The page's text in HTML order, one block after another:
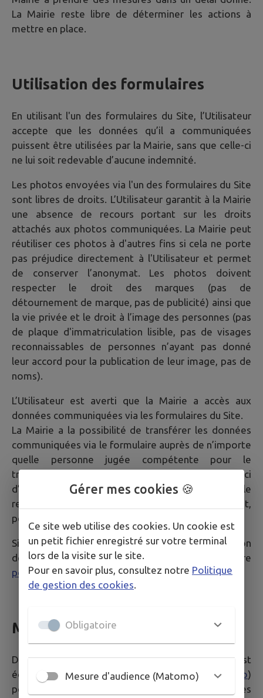
La Mairie reste libre de déterminer les actions à
mettre en place.
Utilisation des formulaires
En utilisant l'un des formulaires du Site, l’Utilisateur
accepte que les données qu’il a communiquées
puissent être utilisées par la Mairie, sans que celle-ci
ne lui soit redevable d’aucune indemnité.
Les photos envoyées via l'un des formulaires du Site
sont libres de droits. L’Utilisateur garantit à la Mairie
une absence de recours portant sur les droits
attachés aux photos communiquées. La Mairie peut
réutiliser ces photos à d'autres fins si cela ne porte
pas préjudice directement à l'Utilisateur et permet
de conserver l’anonymat. Les photos doivent
respecter le droit des marques (pas de
détournement de marque, pas de publicité) ainsi que
la vie privée et le droit à l’image des personnes (pas
de plaque d'immatriculation lisible, pas de visages
reconnaissables de personnes n’ayant pas donné
leur accord pour la publication de leur image, pas de
noms).
L’Utilisateur est averti que la Mairie a accès aux
données communiquées via les formulaires du Site.
La Mairie a la possibilité de transférer les données
communiquées via le formulaire auprès de n’importe
quelle personne jugée compétente pour le
traitement de la demande dans un souci
d’optimisation de la qualité du service public dans le
respect des dispositions légales qui les concernent,
personne qui peut être externe à ces collectivités.
Si vous souhaitez plus d'informations sur la gestion
de vos données personnelles, consultez notre
politique de confidentialité.
Mesure d'audience
Dans le but de mesurer l'audience du Site, celui-ci est
équipé d'un système de traceurs (
Matomo)
permettant de collecter des données statistiques
Gérer mes cookies 🍪
Ce site web utilise des cookies. Un cookie est
un petit fichier enregistré sur votre terminal
lors de la visite sur le site.
Pour en savoir plus, consultez notre Politique
de gestion des cookies
Obligatoire
Mesure d'audience (Matomo)